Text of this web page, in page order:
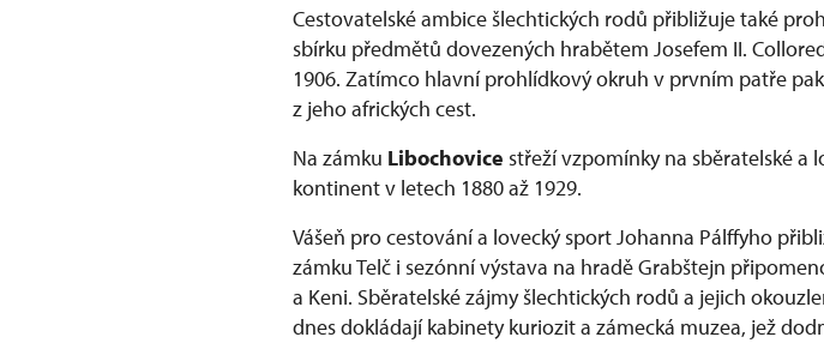
Cestovatelské ambice šlechtických rodů přibližuje také
sbírku předmětů dovezených hrabětem Josefem II.
1906. Zatímco hlavní prohlídkový okruh v prvním patře
z jeho afrických cest.
Na zámku Libochovice střeží vzpomínky na sběratelské a
kontinent v letech 1880 až 1929.
Vášeň pro cestování a lovecký sport Johanna Pálffyho
zámku Telč i sezónní výstava na hradě Grabštejn
a Keni. Sběratelské zájmy šlechtických rodů a jejich
dnes dokládají kabinety kuriozit a zámecká muzea, jež